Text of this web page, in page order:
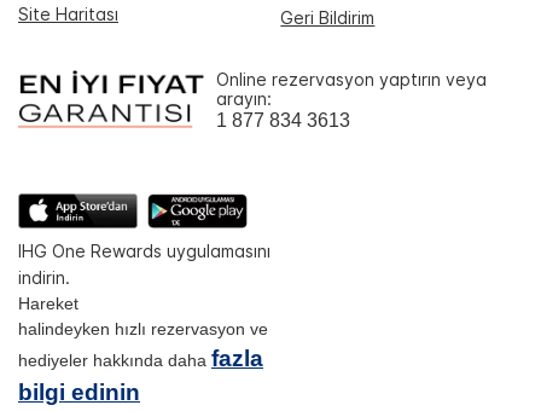
Site Haritası
Geri Bildirim
Online rezervasyon yaptırın veya
arayın:
1 877 834 3613
IHG One Rewards uygulamasını
indirin.
Hareket
halindeyken hızlı rezervasyon ve
hediyeler hakkında daha fazla
bilgi edinin